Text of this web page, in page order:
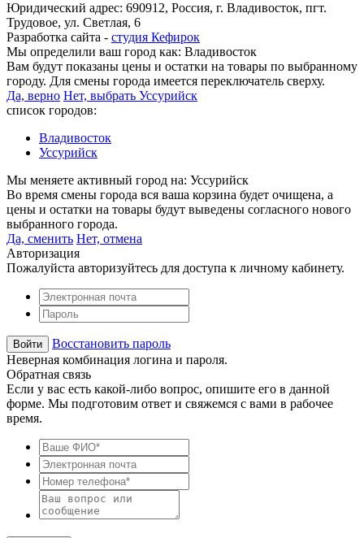
Юридический адрес: 690912, Россия, г. Владивосток, пгт.
Трудовое, ул. Светлая, 6
Разработка сайта - студия Кефирок
Мы определили ваш город как: Владивосток
Вам будут показаны цены и остатки на товары по выбранному
городу. Для смены города имеется переключатель сверху.
Да, верно Нет, выбрать Уссурийск
список городов:
Владивосток
Уссурийск
Мы меняете активный город на: Уссурийск
Во время смены города вся ваша корзина будет очищена, а
цены и остатки на товары будут выведены согласного нового
выбранного города.
Да, сменить Нет, отмена
Авторизация
Пожалуйста авторизуйтесь для доступа к личному кабинету.
Восстановить пароль
Неверная комбинация логина и пароля.
Обратная связь
Если у вас есть какой-либо вопрос, опишите его в данной
форме. Мы подготовим ответ и свяжемся с вами в рабочее
время.